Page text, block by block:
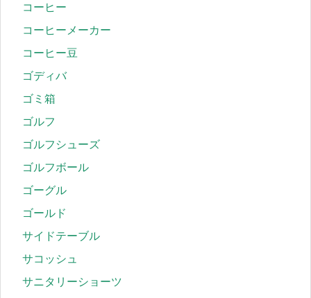
コーヒー
コーヒーメーカー
コーヒー豆
ゴディバ
ゴミ箱
ゴルフ
ゴルフシューズ
ゴルフボール
ゴーグル
ゴールド
サイドテーブル
サコッシュ
サニタリーショーツ